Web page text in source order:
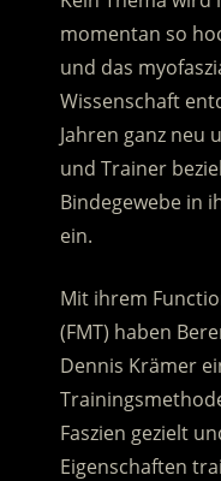
momentan so
und das
Wissenschaft
Jahren ganz
und Trainer
Bindegewebe in
ein.
Mit ihrem
(FMT) haben
Dennis Krämer
Faszien gezielt
Eigenschaften